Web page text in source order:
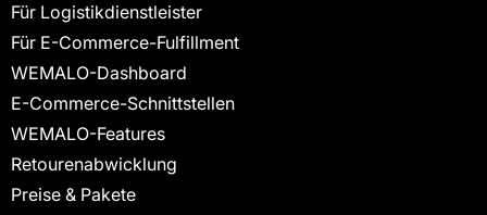
Für Logistikdienstleister
Für E-Commerce-Fulfillment
WEMALO-Dashboard
E-Commerce-Schnittstellen
WEMALO-Features
Retourenabwicklung
Preise & Pakete